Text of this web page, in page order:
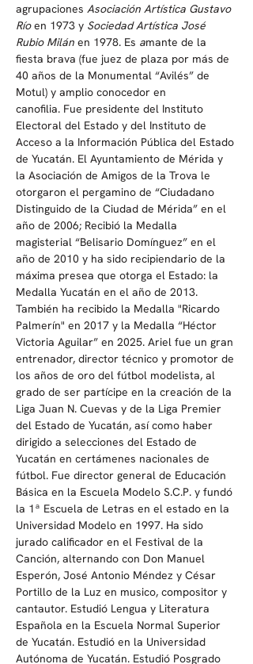
agrupaciones Asociación Artística Gustavo
Río en 1973 y Sociedad Artística José
Rubio Milán en 1978. Es amante de la
fiesta brava (fue juez de plaza por más de
40 años de la Monumental “Avilés” de
Motul) y amplio conocedor en
canofilia. Fue presidente del Instituto
Electoral del Estado y del Instituto de
Acceso a la Información Pública del Estado
de Yucatán. El Ayuntamiento de Mérida y
la Asociación de Amigos de la Trova le
otorgaron el pergamino de “Ciudadano
Distinguido de la Ciudad de Mérida” en el
año de 2006; Recibió la Medalla
magisterial “Belisario Domínguez” en el
año de 2010 y ha sido recipiendario de la
máxima presea que otorga el Estado: la
Medalla Yucatán en el año de 2013.
También ha recibido la Medalla "Ricardo
Palmerín" en 2017 y la Medalla “Héctor
Victoria Aguilar” en 2025. Ariel fue un gran
entrenador, director técnico y promotor de
los años de oro del fútbol modelista, al
grado de ser partícipe en la creación de la
Liga Juan N. Cuevas y de la Liga Premier
del Estado de Yucatán, así como haber
dirigido a selecciones del Estado de
Yucatán en certámenes nacionales de
fútbol. Fue director general de Educación
Básica en la Escuela Modelo S.C.P. y fundó
la 1ª Escuela de Letras en el estado en la
Universidad Modelo en 1997. Ha sido
jurado calificador en el Festival de la
Canción, alternando con Don Manuel
Esperón, José Antonio Méndez y César
Portillo de la Luz en musico, compositor y
cantautor. Estudió Lengua y Literatura
Española en la Escuela Normal Superior
de Yucatán. Estudió en la Universidad
Autónoma de Yucatán. Estudió Posgrado